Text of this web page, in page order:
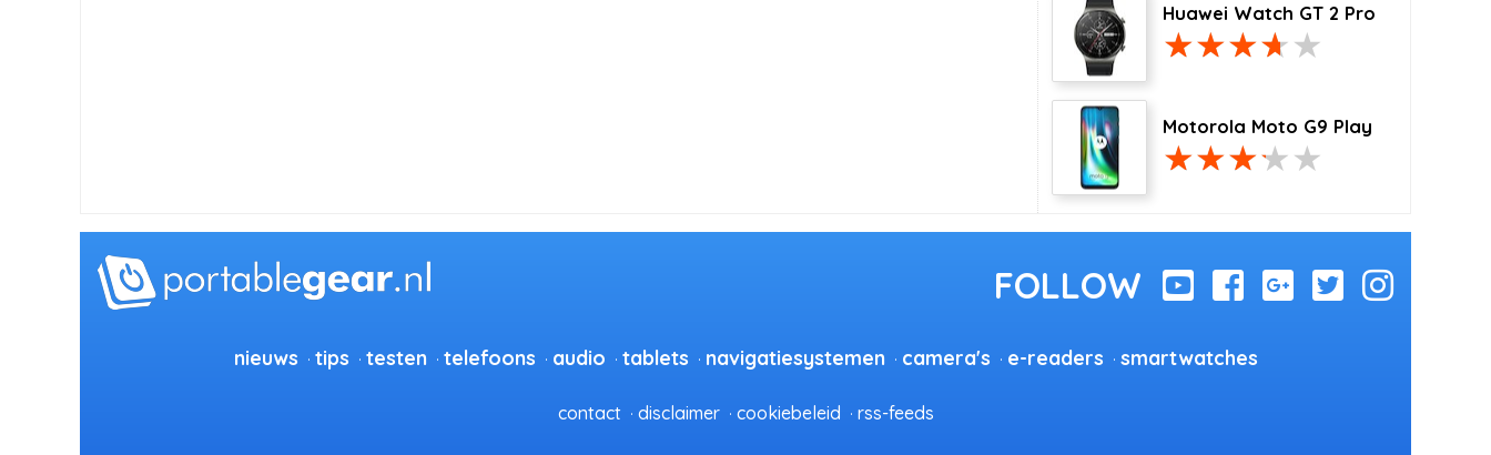
Huawei Watch GT 2 Pro
Motorola Moto G9 Play
nieuws tips testen telefoons audio tablets navigatiesystemen camera's e-readers smartwatches
contact disclaimer cookiebeleid rss-feeds